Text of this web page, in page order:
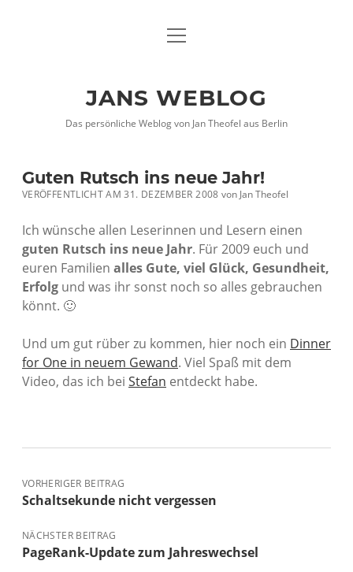
DATENSCHUTZHINWEISE
twitterfacebook
xing
Menü
JANS WEBLOG
Das persönliche Weblog von Jan Theofel aus Berlin
Guten Rutsch ins neue Jahr!
VERÖFFENTLICHT AM 31. DEZEMBER 2008 vonJan Theofel
Ich wünsche allen Leserinnen und Lesern einen
guten Rutsch ins neue Jahr. Für 2009 euch und
euren Familien alles Gute, viel Glück, Gesundheit,
Erfolg und was ihr sonst noch so alles gebrauchen
könnt. 🙂
Und um gut rüber zu kommen, hier noch ein Dinner
for One in neuem Gewand. Viel Spaß mit dem
Video, das ich bei Stefan entdeckt habe.
VORHERIGER BEITRAG
Schaltsekunde nicht vergessen
NÄCHSTER BEITRAG
PageRank-Update zum Jahreswechsel